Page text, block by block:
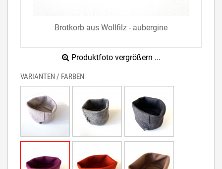
Brotkorb aus Wollfilz - aubergine
Produktfoto vergrößern ...
VARIANTEN / FARBEN